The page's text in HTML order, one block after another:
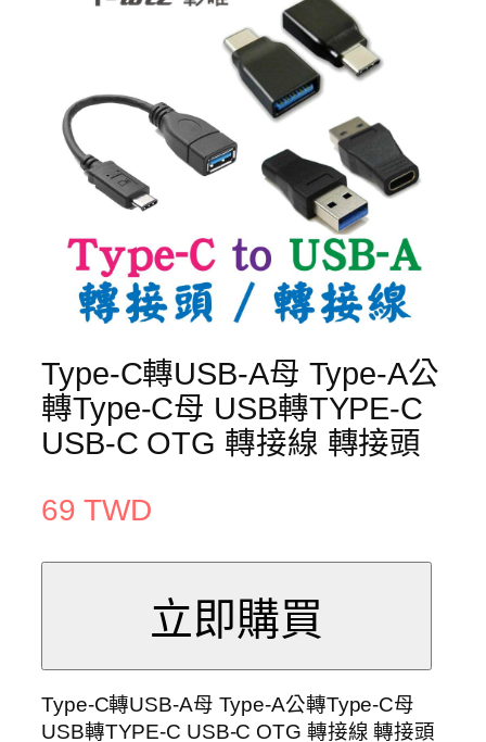
Type-C轉USB-A母 Type-A公
轉Type-C母 USB轉TYPE-C
USB-C OTG 轉接線 轉接頭
69 TWD
Type-C轉USB-A母 Type-A公轉Type-C母
USB轉TYPE-C USB-C OTG 轉接線 轉接頭